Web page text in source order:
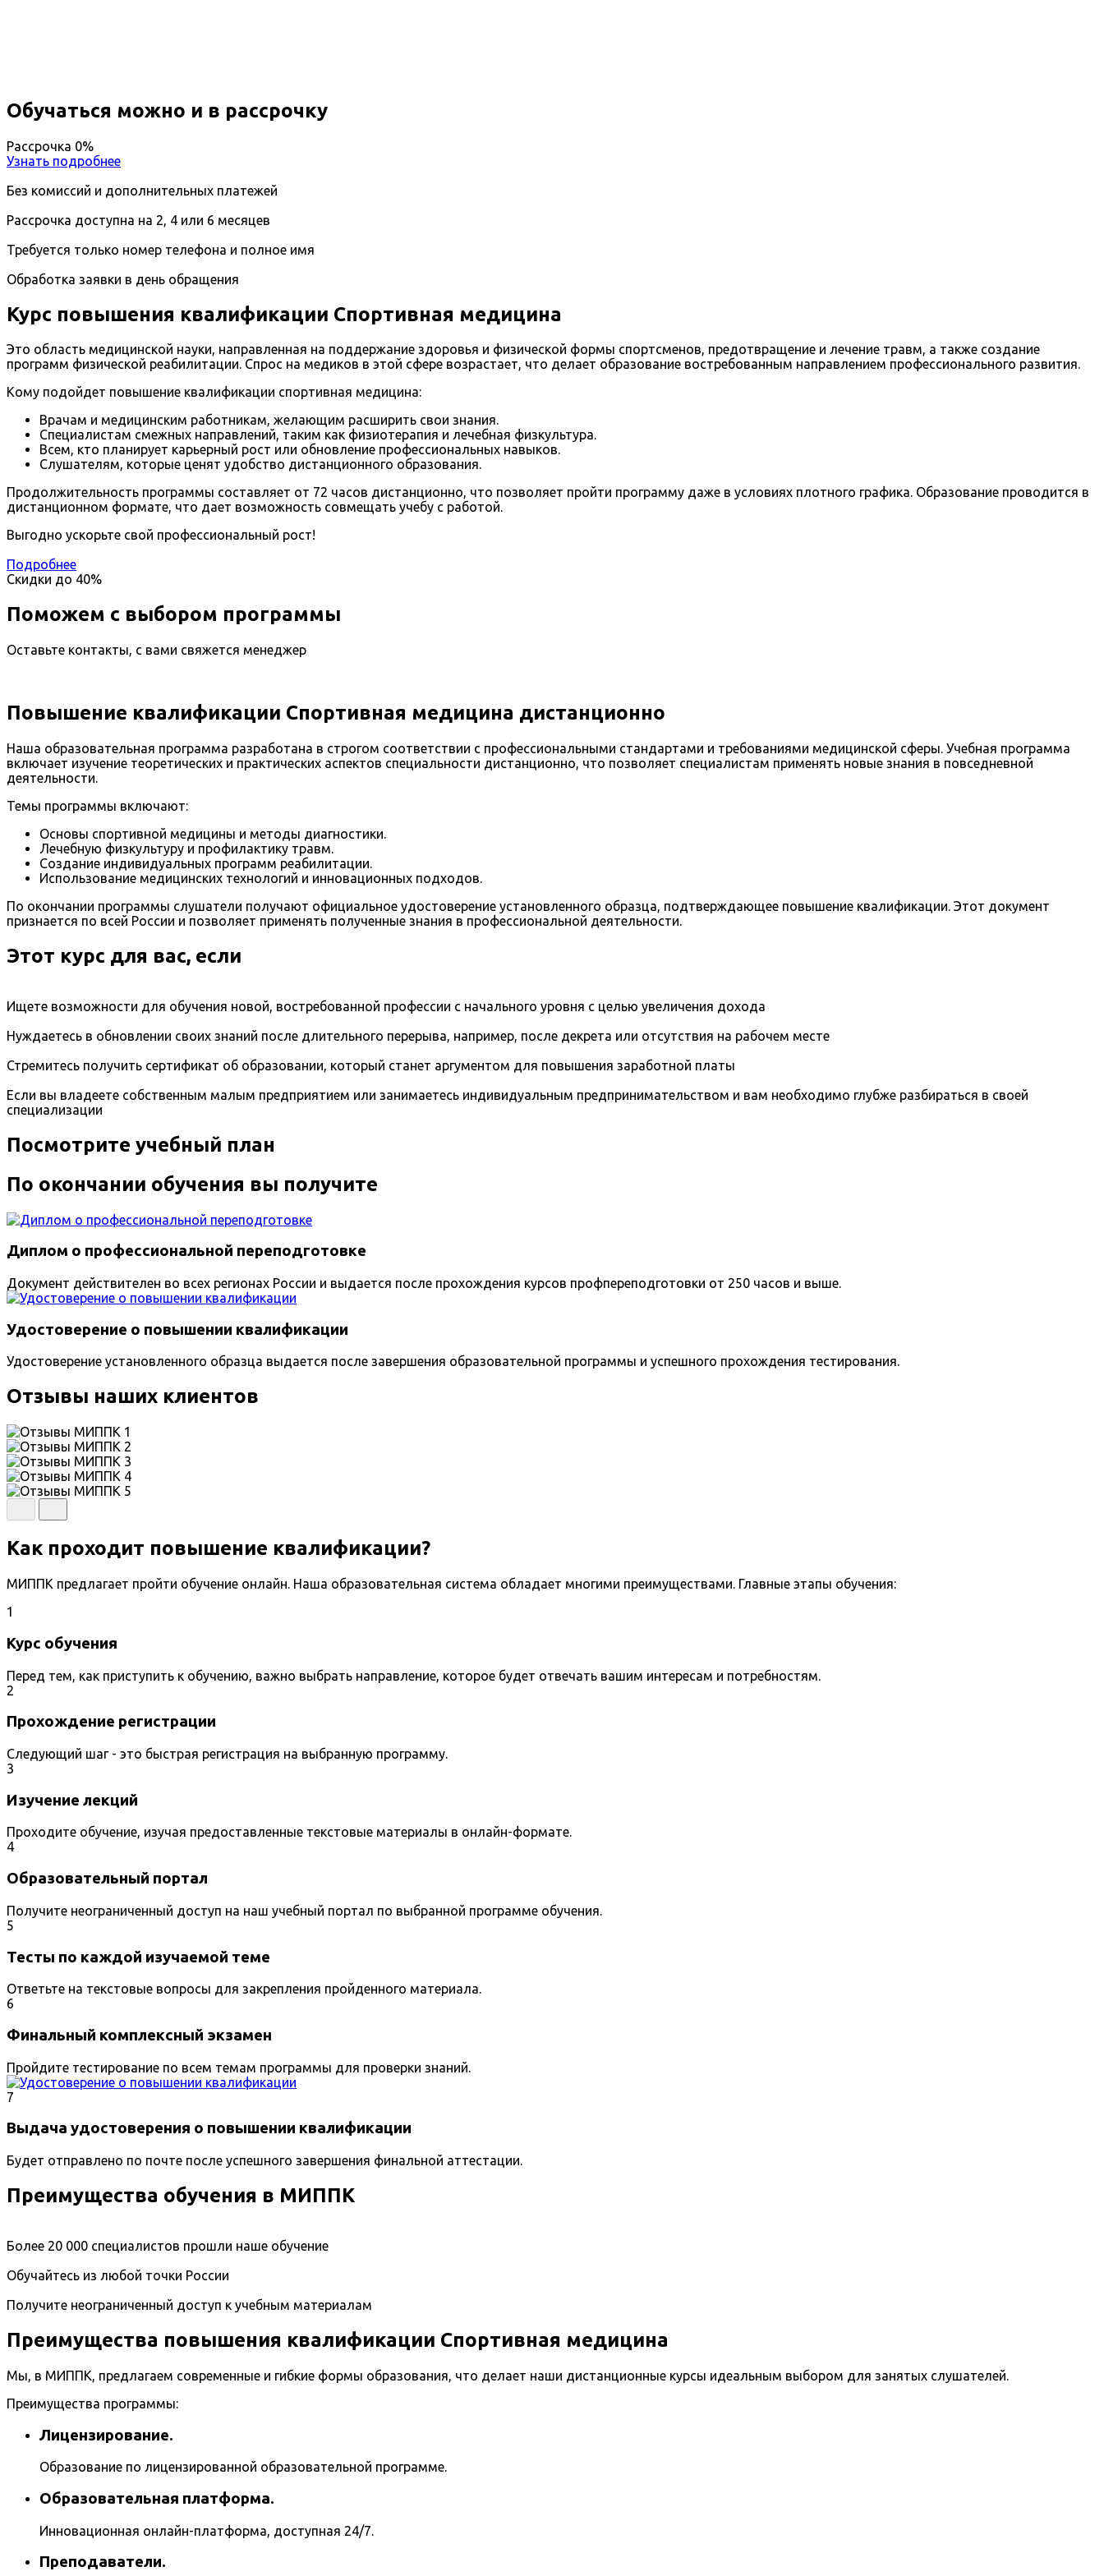
Обучаться можно и в рассрочку
Рассрочка 0%
Узнать подробнее
Без комиссий и дополнительных платежей
Рассрочка доступна на 2, 4 или 6 месяцев
Требуется только номер телефона и полное имя
Обработка заявки в день обращения
Курс повышения квалификации Спортивная медицина
Это область медицинской науки, направленная на поддержание здоровья и физической формы спортсменов, предотвращение и лечение травм, а также создание
программ физической реабилитации. Спрос на медиков в этой сфере возрастает, что делает образование востребованным направлением профессионального развития.
Кому подойдет повышение квалификации спортивная медицина:
Врачам и медицинским работникам, желающим расширить свои знания.
Специалистам смежных направлений, таким как физиотерапия и лечебная физкультура.
Всем, кто планирует карьерный рост или обновление профессиональных навыков.
Слушателям, которые ценят удобство дистанционного образования.
Продолжительность программы составляет от 72 часов дистанционно, что позволяет пройти программу даже в условиях плотного графика. Образование проводится в
дистанционном формате, что дает возможность совмещать учебу с работой.
Выгодно ускорьте свой профессиональный рост!
Подробнее
Скидки до 40%
Поможем с выбором программы
Оставьте контакты, с вами свяжется менеджер
Повышение квалификации Спортивная медицина дистанционно
Наша образовательная программа разработана в строгом соответствии с профессиональными стандартами и требованиями медицинской сферы. Учебная программа
включает изучение теоретических и практических аспектов специальности дистанционно, что позволяет специалистам применять новые знания в повседневной
деятельности.
Темы программы включают:
Основы спортивной медицины и методы диагностики.
Лечебную физкультуру и профилактику травм.
Создание индивидуальных программ реабилитации.
Использование медицинских технологий и инновационных подходов.
По окончании программы слушатели получают официальное удостоверение установленного образца, подтверждающее повышение квалификации. Этот документ
признается по всей России и позволяет применять полученные знания в профессиональной деятельности.
Этот курс для вас, если
Ищете возможности для обучения новой, востребованной профессии с начального уровня с целью увеличения дохода
Нуждаетесь в обновлении своих знаний после длительного перерыва, например, после декрета или отсутствия на рабочем месте
Стремитесь получить сертификат об образовании, который станет аргументом для повышения заработной платы
Если вы владеете собственным малым предприятием или занимаетесь индивидуальным предпринимательством и вам необходимо глубже разбираться в своей
специализации
Посмотрите учебный план
По окончании обучения вы получите
Диплом о профессиональной переподготовке
Документ действителен во всех регионах России и выдается после прохождения курсов профпереподготовки от 250 часов и выше.
Удостоверение о повышении квалификации
Удостоверение установленного образца выдается после завершения образовательной программы и успешного прохождения тестирования.
Отзывы наших клиентов
Как проходит повышение квалификации?
МИППК предлагает пройти обучение онлайн. Наша образовательная система обладает многими преимуществами. Главные этапы обучения:
1
Курс обучения
Перед тем, как приступить к обучению, важно выбрать направление, которое будет отвечать вашим интересам и потребностям.
2
Прохождение регистрации
Следующий шаг - это быстрая регистрация на выбранную программу.
3
Изучение лекций
Проходите обучение, изучая предоставленные текстовые материалы в онлайн-формате.
4
Образовательный портал
Получите неограниченный доступ на наш учебный портал по выбранной программе обучения.
5
Тесты по каждой изучаемой теме
Ответьте на текстовые вопросы для закрепления пройденного материала.
6
Финальный комплексный экзамен
Пройдите тестирование по всем темам программы для проверки знаний.
7
Выдача удостоверения о повышении квалификации
Будет отправлено по почте после успешного завершения финальной аттестации.
Преимущества обучения в МИППК
Более 20 000 специалистов прошли наше обучение
Обучайтесь из любой точки России
Получите неограниченный доступ к учебным материалам
Преимущества повышения квалификации Спортивная медицина
Мы, в МИППК, предлагаем современные и гибкие формы образования, что делает наши дистанционные курсы идеальным выбором для занятых слушателей.
Преимущества программы:
Лицензирование.
Образование по лицензированной образовательной программе.
Образовательная платформа.
Инновационная онлайн-платформа, доступная 24/7.
Преподаватели.